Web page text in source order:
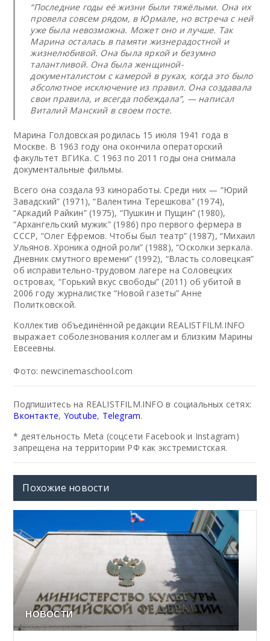
“Последние годы её жизни были тяжёлыми. Она их
провела совсем рядом, в Юрмале, но встреча с ней
уже была невозможна. Может оно и лучше. Так
Марина осталась в памяти жизнерадостной и
жизнелюбивой. Она была яркой и безумно
талантливой. Она была женщиной-
документалистом с камерой в руках, когда это было
абсолютное исключение из правил. Она создавала
свои правила, и всегда побеждала”, — написал
Виталий Манский в своем посте.
Марина Голдовская родилась 15 июля 1941 года в
Москве. В 1963 году она окончила операторский
факультет ВГИКа. С 1963 по 2011 годы она снимала
документальные фильмы.
Всего она создала 93 киноработы. Среди них — “Юрий
Завадский” (1971), “Валентина Терешкова” (1974),
“Аркадий Райкин” (1975), “Пушкин и Пущин” (1980),
“Архангельский мужик” (1986) про первого фермера в
СССР, “Олег Ефремов. Чтобы был театр” (1987), “Михаил
Ульянов. Хроника одной роли” (1988), “Осколки зеркала.
Дневник смутного времени” (1992), “Власть соловецкая”
об исправительно-трудовом лагере на Соловецких
островах, “Горький вкус свободы” (2011) об убитой в
2006 году журналистке “Новой газеты” Анне
Политковской.
Коллектив объединённой редакции REALISTFILM.INFO
выражает соболезнования коллегам и близким Марины
Евсеевны.
Фото: newcinemaschool.com
Подпишитесь на REALISTFILM.INFO в социальных сетях:
Вконтакте, Youtube, Telegram.
* деятельность Meta (соцсети Facebook и Instagram)
запрещена на территории РФ как экстремистская.
Похожие новости
НОВОСТИ